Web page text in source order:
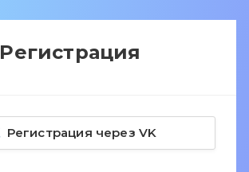
Регистрация
Регистрация через VK